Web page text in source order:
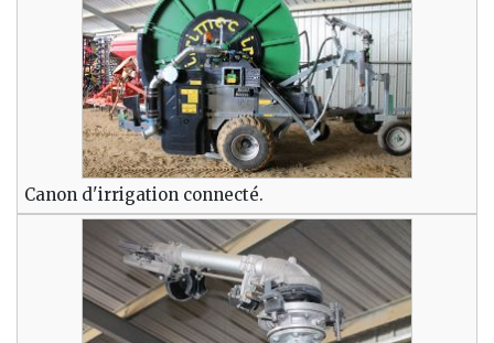
Canon d'irrigation connecté.